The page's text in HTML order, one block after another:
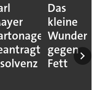
Das
kleine
Wunder
gegen
Fett